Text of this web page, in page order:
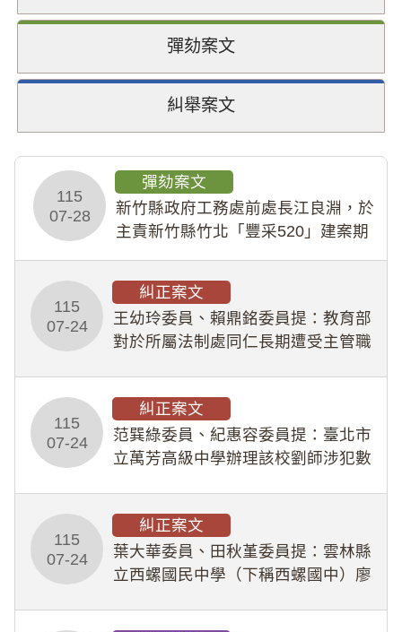
彈劾案文
糾舉案文
115
07-28
彈劾案文
新竹縣政府工務處前處長江良淵，於
主責新竹縣竹北「豐采520」建案期
幣1,483萬餘元，並長期收受建商餽
贈；復罔顧公共安全，圖利默許建商
於停工期間
115
07-24
糾正案文
王幼玲委員、賴鼎銘委員提：教育部
對於所屬法制處同仁長期遭受主管職
人員保障法」及「職業安全衛生法」
所定維護公務人員
115
07-24
糾正案文
范巽綠委員、紀惠容委員提：臺北市
立萬芳高級中學辦理該校劉師涉犯數
業把關與糾錯功能，不僅首份調查報
告漏未審酌師生不
115
07-24
糾正案文
葉大華委員、田秋堇委員提：雲林縣
立西螺國民中學（下稱西螺國中）廖